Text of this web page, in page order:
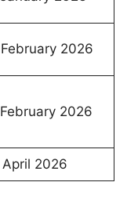
2026
2026
2026